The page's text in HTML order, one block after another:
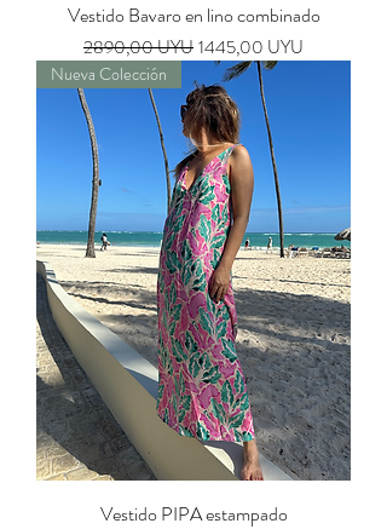
Vestido Bavaro en lino combinado
Precio
2890,00 UYUPrecio de oferta
1445,00 UYU
Nueva Colección
Vestido PIPA estampado